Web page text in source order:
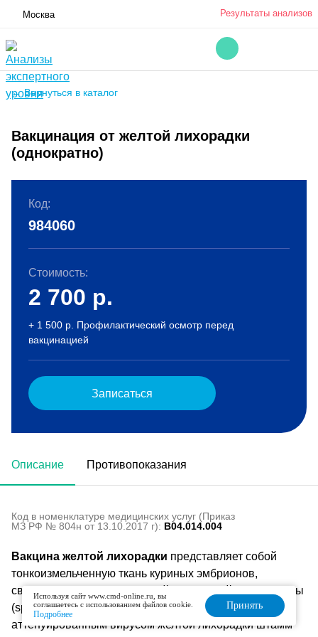
Москва Результаты анализов
← Вернуться в каталог
Вакцинация от желтой лихорадки
(однократно)
Описание Противопоказания
Код в номенклатуре медицинских услуг (Приказ
МЗ РФ № 804н от 13.10.2017 г): B04.014.004
Вакцина желтой лихорадки представляет собой
тонкоизмельченную ткань куриных эмбрионов,
свободных от специфической патогенной микрофлоры
(specific pathogen free‑SPF), зараженных
аттенуированным вирусом желтой лихорадки штамм
Код:
984060
Стоимость:
2 700 р.
+ 1 500 р. Профилактический осмотр перед
вакцинацией
Записаться
Используя сайт www.cmd-online.ru, вы
соглашаетесь с использованием файлов cookie.
Подробнее
Принять